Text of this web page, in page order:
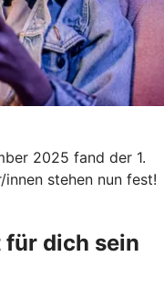
2025 fand der 1.
stehen nun fest!
für dich sein